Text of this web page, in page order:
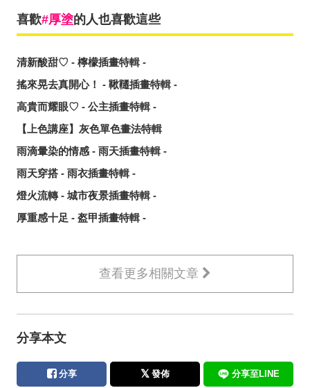
喜歡 厚塗的人也喜歡這些
清新酸甜♡ - 檸檬插畫特輯 -
搖來晃去真開心！ - 鞦韆插畫特輯 -
高貴而耀眼♡ - 公主插畫特輯 -
【上色講座】灰色單色畫法特輯
雨滴暈染的情感 - 雨天插畫特輯 -
雨天穿搭 - 雨衣插畫特輯 -
燈火流轉 - 城市夜景插畫特輯 -
厚重感十足 - 盔甲插畫特輯 -
查看更多相關文章
分享本文
分享 發佈 分享至LINE